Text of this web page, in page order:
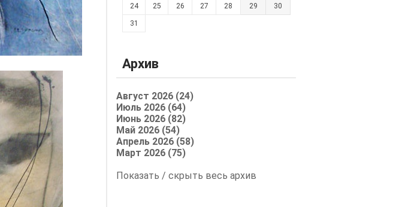
24 25 26 27 28 29 30
31
Архив
Август 2026 (24)
Июль 2026 (64)
Июнь 2026 (82)
Май 2026 (54)
Апрель 2026 (58)
Март 2026 (75)
Показать / скрыть весь архив